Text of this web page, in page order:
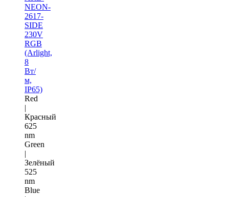
NEON-
2617-
SIDE
230V
RGB
(Arlight,
8
Вт/
м,
IP65)
Red
|
Красный
625
nm
Green
|
Зелёный
525
nm
Blue